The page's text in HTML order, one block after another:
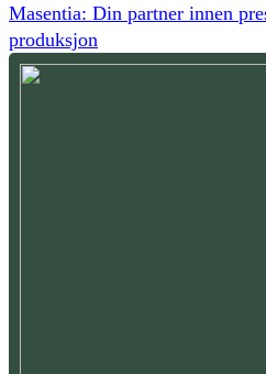
Masentia: Din partner innen
produksjon